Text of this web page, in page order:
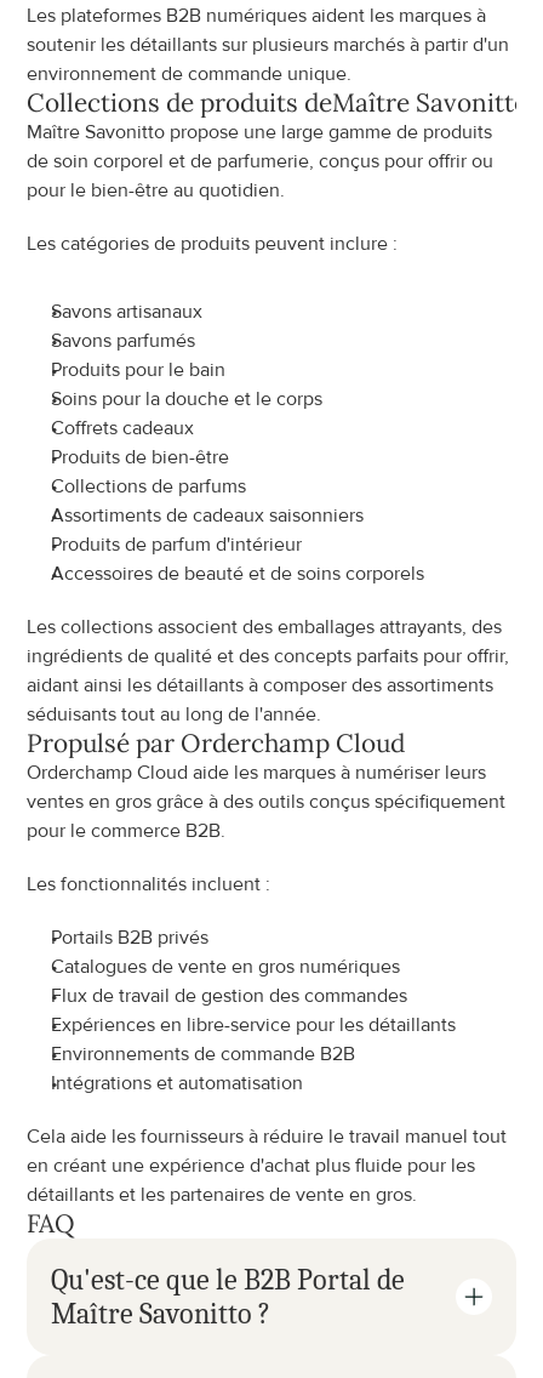
Les plateformes B2B numériques aident les marques à
soutenir les détaillants sur plusieurs marchés à partir d'un
environnement de commande unique.
Collections de produits deMaître Savonitto
Maître Savonitto propose une large gamme de produits
de soin corporel et de parfumerie, conçus pour offrir ou
pour le bien-être au quotidien.
Les catégories de produits peuvent inclure :
Savons artisanaux
Savons parfumés
Produits pour le bain
Soins pour la douche et le corps
Coffrets cadeaux
Produits de bien-être
Collections de parfums
Assortiments de cadeaux saisonniers
Produits de parfum d'intérieur
Accessoires de beauté et de soins corporels
Les collections associent des emballages attrayants, des
ingrédients de qualité et des concepts parfaits pour offrir,
aidant ainsi les détaillants à composer des assortiments
séduisants tout au long de l'année.
Propulsé par Orderchamp Cloud
Orderchamp Cloud aide les marques à numériser leurs
ventes en gros grâce à des outils conçus spécifiquement
pour le commerce B2B.
Les fonctionnalités incluent :
Portails B2B privés
Catalogues de vente en gros numériques
Flux de travail de gestion des commandes
Expériences en libre-service pour les détaillants
Environnements de commande B2B
Intégrations et automatisation
Cela aide les fournisseurs à réduire le travail manuel tout
en créant une expérience d'achat plus fluide pour les
détaillants et les partenaires de vente en gros.
FAQ
Qu'est-ce que le B2B Portal de
Maître Savonitto ?